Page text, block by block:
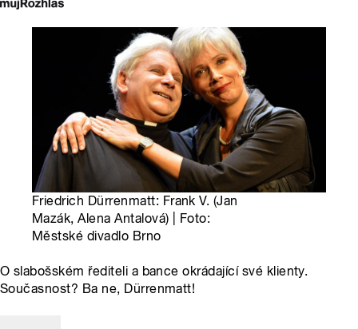
Friedrich Dürrenmatt: Frank V. (Jan
Mazák, Alena Antalová) | Foto:
Městské divadlo Brno
O slabošském řediteli a bance okrádající své klienty.
Současnost? Ba ne, Dürrenmatt!